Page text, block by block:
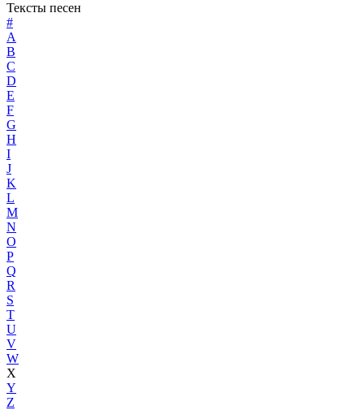
Тексты песен
#
A
B
C
D
E
F
G
H
I
J
K
L
M
N
O
P
Q
R
S
T
U
V
W
X
Y
Z